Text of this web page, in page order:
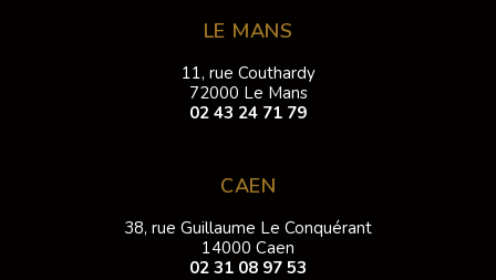
LE MANS
11, rue Couthardy
72000 Le Mans
02 43 24 71 79
CAEN
38, rue Guillaume Le Conquérant
14000 Caen
02 31 08 97 53